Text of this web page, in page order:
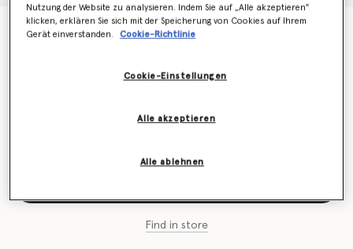
Falabella Rectangular Sunglasses
Find in store
Nutzung der Website zu analysieren. Indem Sie auf „Alle akzeptieren"
klicken, erklären Sie sich mit der Speicherung von Cookies auf Ihrem
Gerät einverstanden.
Cookie-Richtlinie
Cookie-Einstellungen
Alle ablehnen
Alle akzeptieren